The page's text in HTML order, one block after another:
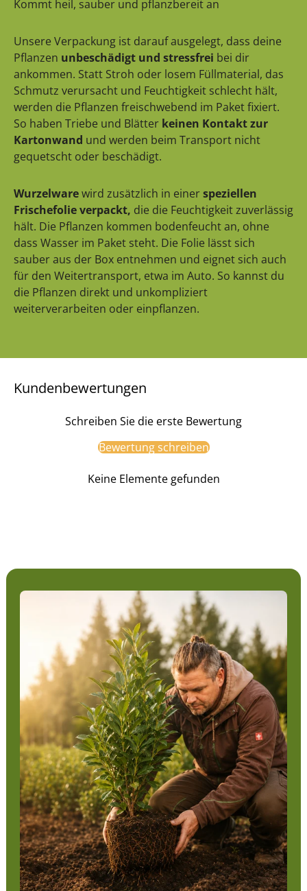
Kommt heil, sauber und pflanzbereit an
Unsere Verpackung ist darauf ausgelegt, dass deine
Pflanzen unbeschädigt und stressfrei bei dir
ankommen. Statt Stroh oder losem Füllmaterial, das
Schmutz verursacht und Feuchtigkeit schlecht hält,
werden die Pflanzen freischwebend im Paket fixiert.
So haben Triebe und Blätter keinen Kontakt zur
Kartonwand und werden beim Transport nicht
gequetscht oder beschädigt.
Wurzelwarewird zusätzlich in einerspeziellen
Frischefolie verpackt, die die Feuchtigkeit zuverlässig
hält. Die Pflanzen kommen bodenfeucht an, ohne
dass Wasser im Paket steht. Die Folie lässt sich
sauber aus der Box entnehmen und eignet sich auch
für den Weitertransport, etwa im Auto. So kannst du
die Pflanzen direkt und unkompliziert
weiterverarbeiten oder einpflanzen.
Kundenbewertungen
Schreiben Sie die erste Bewertung
Bewertung schreiben
Keine Elemente gefunden